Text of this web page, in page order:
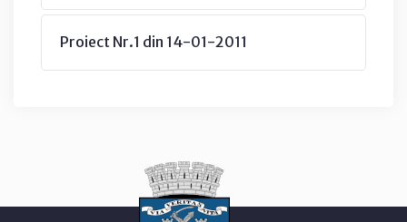
Proiect Nr.1 din 14-01-2011